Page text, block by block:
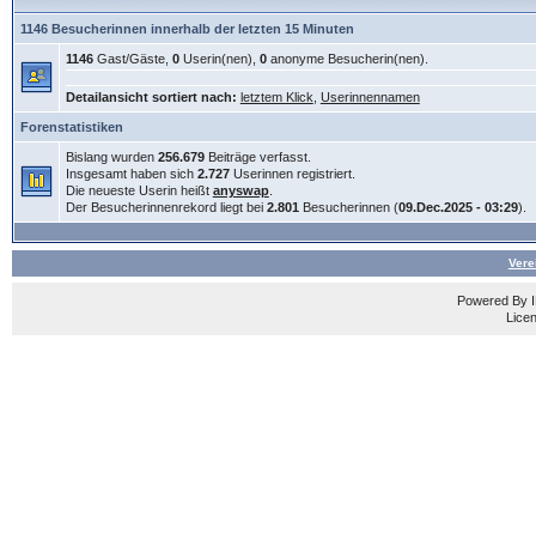
1146 Besucherinnen innerhalb der letzten 15 Minuten
1146Gast/Gäste, 0Userin(nen), 0anonyme Besucherin(nen).
Detailansicht sortiert nach: letztem Klick Userinnennamen
Forenstatistiken
Bislang wurden 256.679Beiträge verfasst.
Insgesamt haben sich 2.727Userinnen registriert.
Die neueste Userin heißt anyswap.
Der Besucherinnenrekord liegt bei 2.801 Besucherinnen (09.Dec.2025 - 03:29).
Powered By